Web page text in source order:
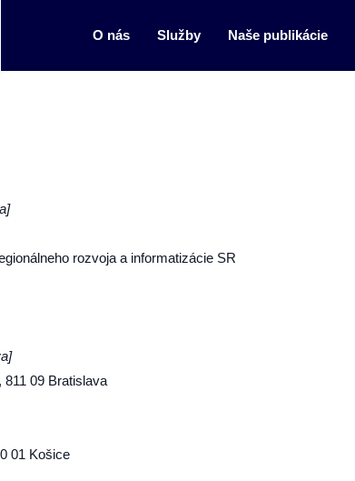
O nás Služby Naše publikácie
rozvoja a informatizácie SR
811 09 Bratislava
01 Košice